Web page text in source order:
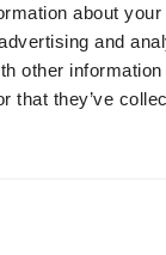
about
and
other information
that they’ve
dier